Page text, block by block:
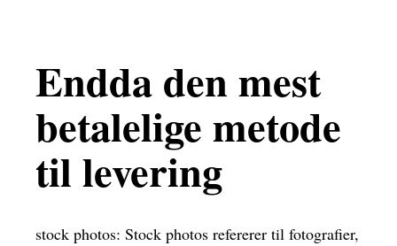
Endda den mest
betalelige metode
til levering
stock photos: Stock photos refererer til fotografier,